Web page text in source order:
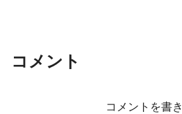
コメント
コメントを書